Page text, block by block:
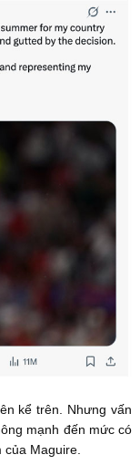
kể trên. Nhưng vấn
mạnh đến mức có
của Maguire.